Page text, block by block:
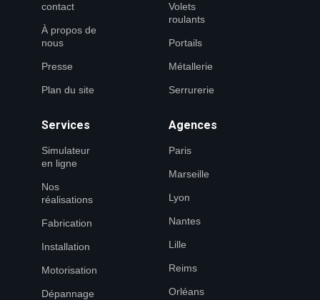
contact
À propos de
nous
Presse
Plan du site
Volets
roulants
Portails
Métallerie
Serrurerie
Services
Simulateur
en ligne
Nos
réalisations
Fabrication
Installation
Motorisation
Dépannage
Agences
Paris
Marseille
Lyon
Nantes
Lille
Reims
Orléans